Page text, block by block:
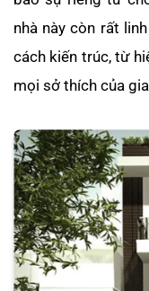
nhà này còn rất
cách kiến trúc, từ
mọi sở thích của